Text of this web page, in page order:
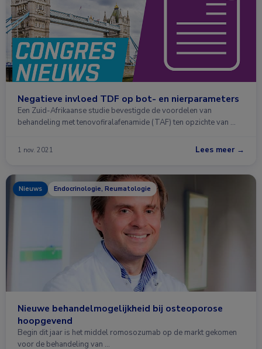
Negatieve invloed TDF op bot- en nierparameters
Een Zuid-Afrikaanse studie bevestigde de voordelen van
behandeling met tenovofiralafenamide (TAF) ten opzichte van …
1 nov. 2021 Lees meer →
Nieuws Endocrinologie, Reumatologie
Nieuwe behandelmogelijkheid bij osteoporose
hoopgevend
Begin dit jaar is het middel romosozumab op de markt gekomen
voor de behandeling van …